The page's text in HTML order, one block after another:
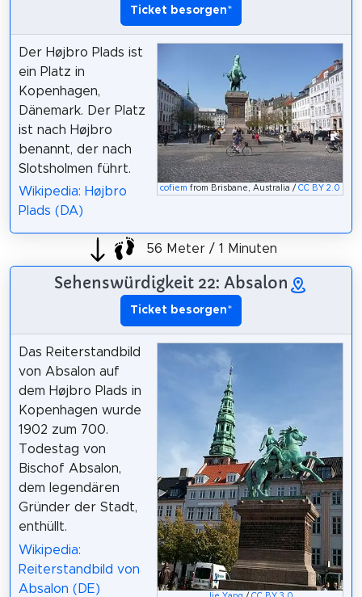
Ticket besorgen*
cofiem from Brisbane, Australia /CC BY 2.0
Der Højbro Plads ist
ein Platz in
Kopenhagen,
Dänemark. Der Platz
ist nach Højbro
benannt, der nach
Slotsholmen führt.
Wikipedia: Højbro
Plads (DA)
56 Meter / 1 Minuten
Sehenswürdigkeit 22: Absalon
Ticket besorgen*
Das Reiterstandbild
von Absalon auf
dem Højbro Plads in
Kopenhagen wurde
1902 zum 700.
Todestag von
Bischof Absalon,
dem legendären
Gründer der Stadt,
enthüllt.
Wikipedia:
Reiterstandbild von
Absalon (DE)